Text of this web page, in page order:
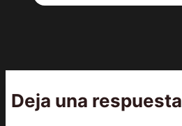
Deja una respuesta